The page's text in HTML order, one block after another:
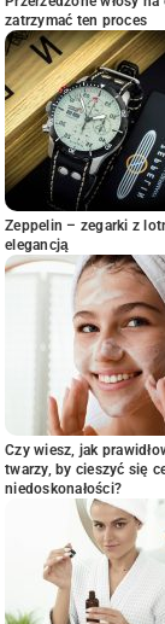
zatrzymać ten proces
Zeppelin – zegarki z
elegancją
Czy wiesz, jak
twarzy, by cieszyć się
niedoskonałości?